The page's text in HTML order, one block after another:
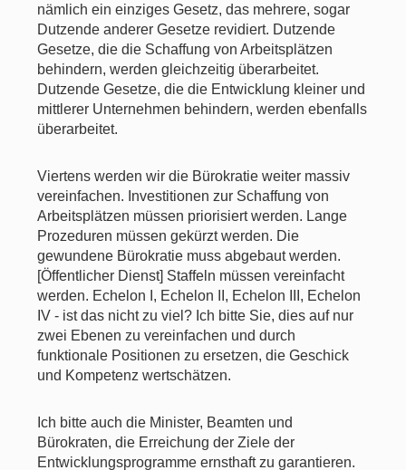
nämlich ein einziges Gesetz, das mehrere, sogar
Dutzende anderer Gesetze revidiert. Dutzende
Gesetze, die die Schaffung von Arbeitsplätzen
behindern, werden gleichzeitig überarbeitet.
Dutzende Gesetze, die die Entwicklung kleiner und
mittlerer Unternehmen behindern, werden ebenfalls
überarbeitet.
Viertens werden wir die Bürokratie weiter massiv
vereinfachen. Investitionen zur Schaffung von
Arbeitsplätzen müssen priorisiert werden. Lange
Prozeduren müssen gekürzt werden. Die
gewundene Bürokratie muss abgebaut werden.
[Öffentlicher Dienst] Staffeln müssen vereinfacht
werden. Echelon I, Echelon II, Echelon III, Echelon
IV - ist das nicht zu viel? Ich bitte Sie, dies auf nur
zwei Ebenen zu vereinfachen und durch
funktionale Positionen zu ersetzen, die Geschick
und Kompetenz wertschätzen.
Ich bitte auch die Minister, Beamten und
Bürokraten, die Erreichung der Ziele der
Entwicklungsprogramme ernsthaft zu garantieren.